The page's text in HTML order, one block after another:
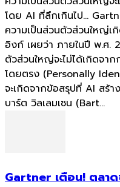
โดย AI ที่ลึกเกินไป...
ความเป็นส่วนตัวส่วนใหญ่เ
อิงก์ เผยว่า ภายในปี พ.ศ.
ตัวส่วนใหญ่จะไม่ได้เกิดจา
โดยตรง (Personally
จะเกิดจากข้อสรุปที่ AI สร้
บาร์ต วิลเลมเซน (Bart...
Gartner เตือน! ตลา